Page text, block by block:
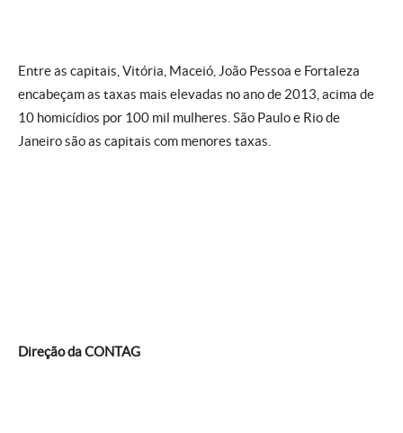
Entre as capitais, Vitória, Maceió, João Pessoa e Fortaleza
encabeçam as taxas mais elevadas no ano de 2013, acima de
10 homicídios por 100 mil mulheres. São Paulo e Rio de
Janeiro são as capitais com menores taxas.
Direção da CONTAG